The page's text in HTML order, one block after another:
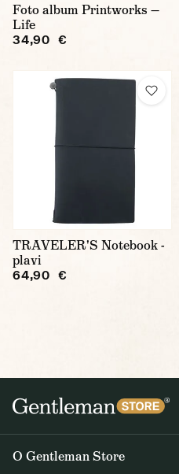
Foto album Printworks —
Life
34,90 €
TRAVELER'S Notebook -
plavi
64,90 €
O Gentleman Store